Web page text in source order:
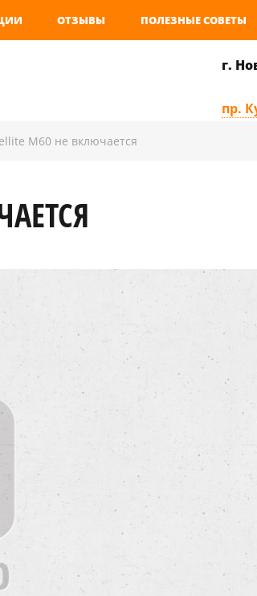
ОТЗЫВЫ ПОЛЕЗНЫЕ СОВЕТЫ
г.
пр.
M60 не включается